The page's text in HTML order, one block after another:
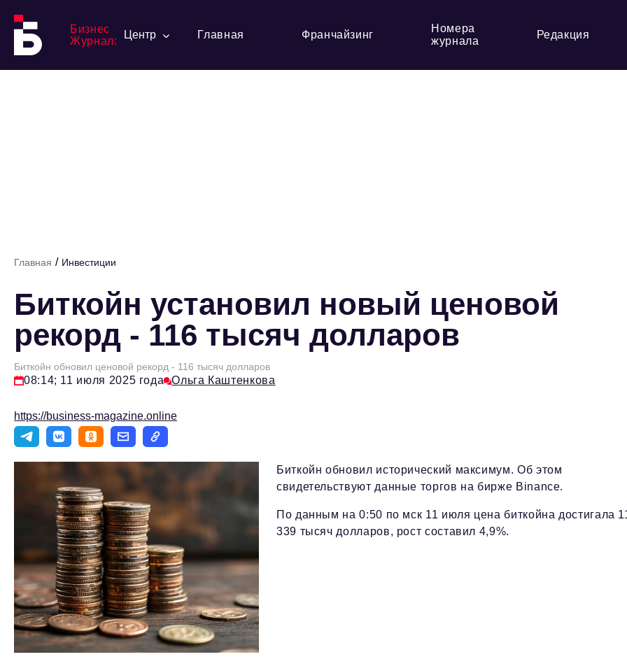
Бизнес
Журнал:
Центр Главная Франчайзинг
Номера
журнала
Редакция
Главная / Инвестиции
Биткойн установил новый ценовой
рекорд - 116 тысяч долларов
Биткойн обновил ценовой рекорд - 116 тысяч долларов
08:14; 11 июля 2025 года Ольга Каштенкова
https://business-magazine.online
Биткойн обновил исторический максимум. Об этом
свидетельствуют данные торгов на бирже Binance.
По данным на 0:50 по мск 11 июля цена биткойна достигала
339 тысяч долларов, рост составил 4,9%.